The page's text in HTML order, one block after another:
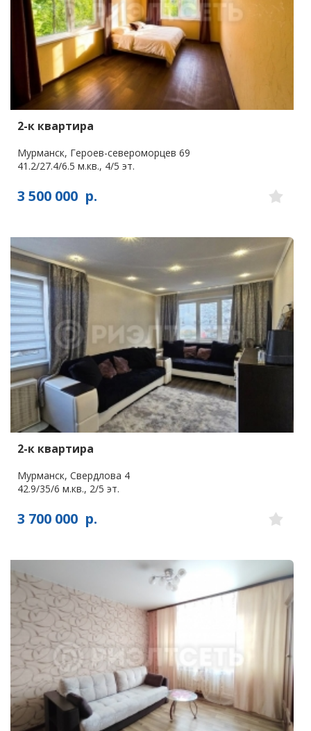
2-к квартира
Мурманск, Героев-североморцев 69
41.2/27.4/6.5 м.кв., 4/5 эт.
3 500 000 р.
2-к квартира
Мурманск, Свердлова 4
42.9/35/6 м.кв., 2/5 эт.
3 700 000 р.